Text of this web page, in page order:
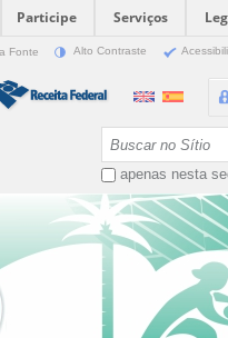
Participe Serviços
Fonte Alto Contraste
apenas nesta